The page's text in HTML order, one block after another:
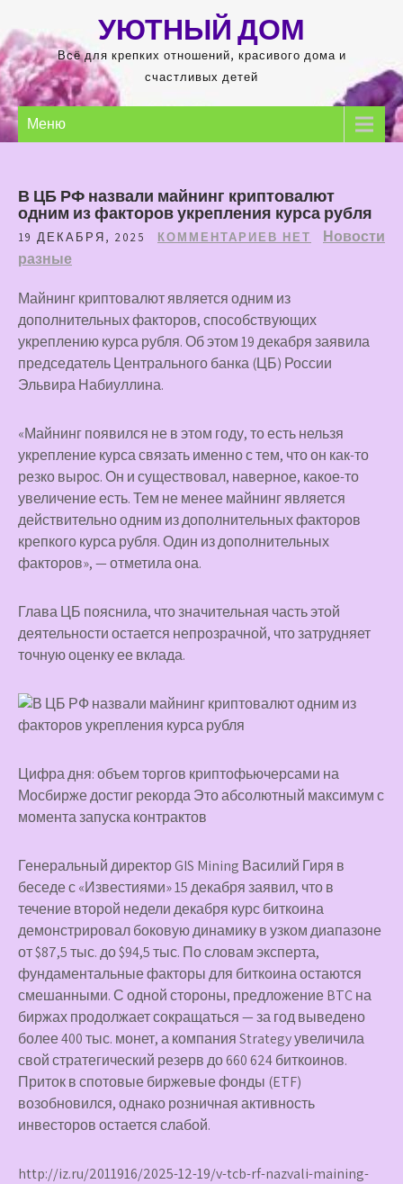
содержимому
УЮТНЫЙ ДОМ
Всё для крепких отношений, красивого дома и
счастливых детей
Меню
В ЦБ РФ назвали майнинг криптовалют
одним из факторов укрепления курса рубля
19 ДЕКАБРЯ, 2025 КОММЕНТАРИЕВ НЕТ
Новости
разные
Майнинг криптовалют является одним из
дополнительных факторов, способствующих
укреплению курса рубля. Об этом 19 декабря заявила
председатель Центрального банка (ЦБ) России
Эльвира Набиуллина.
«Майнинг появился не в этом году, то есть нельзя
укрепление курса связать именно с тем, что он как-то
резко вырос. Он и существовал, наверное, какое-то
увеличение есть. Тем не менее майнинг является
действительно одним из дополнительных факторов
крепкого курса рубля. Один из дополнительных
факторов», — отметила она.
Глава ЦБ пояснила, что значительная часть этой
деятельности остается непрозрачной, что затрудняет
точную оценку ее вклада.
Цифра дня: объем торгов криптофьючерсами на
Мосбирже достиг рекорда Это абсолютный максимум с
момента запуска контрактов
Генеральный директор GIS Mining Василий Гиря в
беседе с «Известиями» 15 декабря заявил, что в
течение второй недели декабря курс биткоина
демонстрировал боковую динамику в узком диапазоне
от $87,5 тыс. до $94,5 тыс. По словам эксперта,
фундаментальные факторы для биткоина остаются
смешанными. С одной стороны, предложение BTC на
биржах продолжает сокращаться — за год выведено
более 400 тыс. монет, а компания Strategy увеличила
свой стратегический резерв до 660 624 биткоинов.
Приток в спотовые биржевые фонды (ETF)
возобновился, однако розничная активность
инвесторов остается слабой.
http://iz.ru/2011916/2025-12-19/v-tcb-rf-nazvali-maining-